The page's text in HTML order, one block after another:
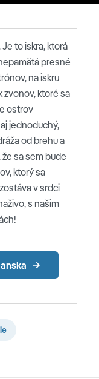
to iskra, ktorá
presné
na iskru
zvonov, ktoré sa
ostrov
jednoduchý,
od brehu a
sa sem bude
ktorý sa
v srdci
s našim